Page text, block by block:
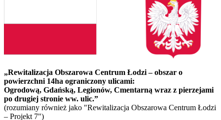
„Rewitalizacja Obszarowa Centrum Łodzi – obszar o
powierzchni 14ha ograniczony ulicami:
Ogrodową, Gdańską, Legionów, Cmentarną wraz z pierzejami
po drugiej stronie ww. ulic.”
(rozumiany również jako "Rewitalizacja Obszarowa Centrum Łodzi
– Projekt 7")